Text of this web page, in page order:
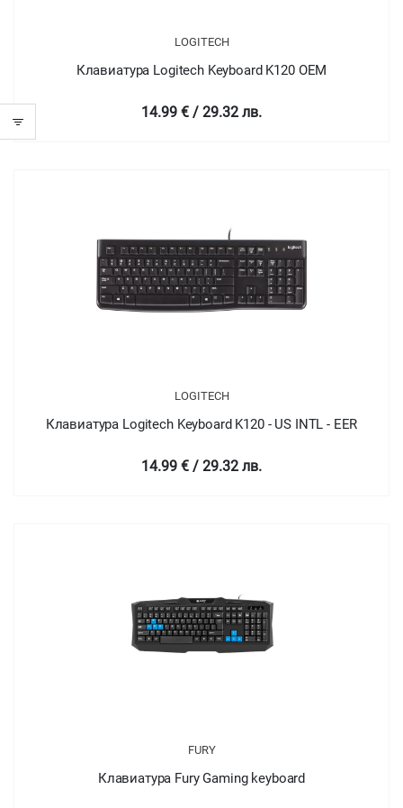
LOGITECH
Клавиатура Logitech Keyboard K120 OEM
14.99 € / 29.32 лв.
LOGITECH
Клавиатура Logitech Keyboard K120 - US INTL - EER
14.99 € / 29.32 лв.
FURY
Клавиатура Fury Gaming keyboard